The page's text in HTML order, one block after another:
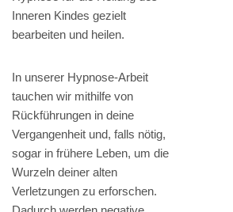
Inneren Kindes gezielt
bearbeiten und heilen.
In unserer Hypnose-Arbeit
tauchen wir mithilfe von
Rückführungen in deine
Vergangenheit und, falls nötig,
sogar in frühere Leben, um die
Wurzeln deiner alten
Verletzungen zu erforschen.